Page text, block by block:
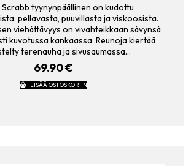
tyynynpäällinen on kudottu
pellavasta, puuvillasta ja viskoosista.
viehättävyys on vivahteikkaan sävynsä
kuvotussa kankaassa. Reunoja kiertää
terenauha ja sivusaumassa…
69.90€
LISÄÄ OSTOSKORIIN